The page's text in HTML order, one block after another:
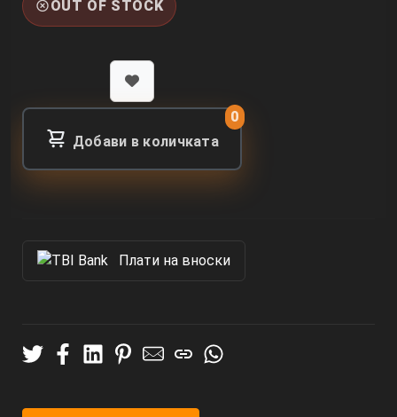
OUT OF STOCK
Добави в количката
0
Πлати на вноски